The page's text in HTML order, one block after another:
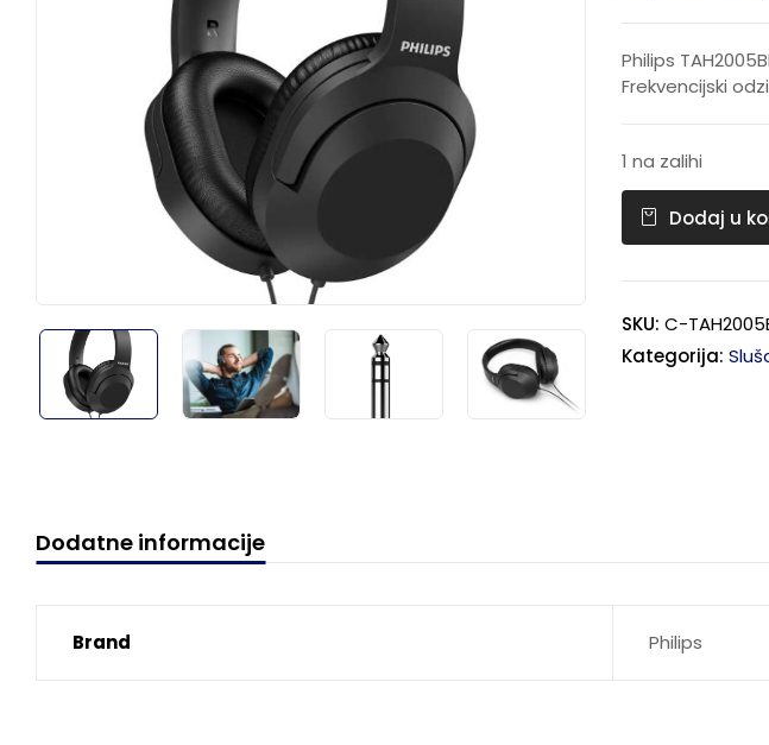
Philips
Frekvencijski
1 na zalihi
Dodaj u
SKU: C-
Kategorija:
Dodatne informacije
Brand Philips